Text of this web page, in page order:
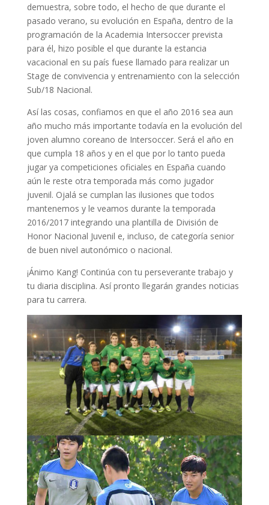
demuestra, sobre todo, el hecho de que durante el
pasado verano, su evolución en España, dentro de la
programación de la Academia Intersoccer prevista
para él, hizo posible el que durante la estancia
vacacional en su país fuese llamado para realizar un
Stage de convivencia y entrenamiento con la selección
Sub/18 Nacional.
Así las cosas, confiamos en que el año 2016 sea aun
año mucho más importante todavía en la evolución del
joven alumno coreano de Intersoccer. Será el año en
que cumpla 18 años y en el que por lo tanto pueda
jugar ya competiciones oficiales en España cuando
aún le reste otra temporada más como jugador
juvenil. Ojalá se cumplan las ilusiones que todos
mantenemos y le veamos durante la temporada
2016/2017 integrando una plantilla de División de
Honor Nacional Juvenil e, incluso, de categoría senior
de buen nivel autonómico o nacional.
¡Ánimo Kang! Continúa con tu perseverante trabajo y
tu diaria disciplina. Así pronto llegarán grandes noticias
para tu carrera.